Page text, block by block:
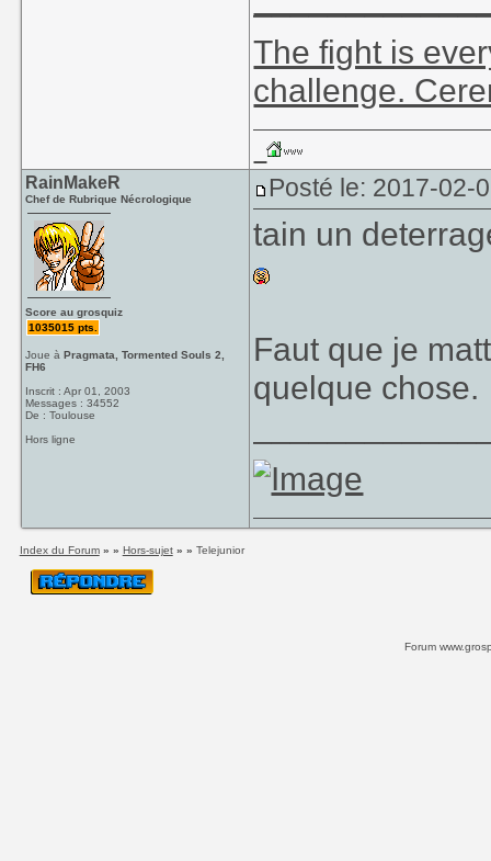
The fight is
challenge.
RainMakeR
Chef de Rubrique Nécrologique
Score au grosquiz
1035015 pts.
Joue àPragmata, Tormented Souls 2,
FH6
Inscrit : Apr 01, 2003
Messages : 34552
De : Toulouse
Hors ligne
Posté le: 2017-02-
tain un
Faut que je
quelque chose.
Index du Forum» » Hors-sujet» » Telejunior
Forum